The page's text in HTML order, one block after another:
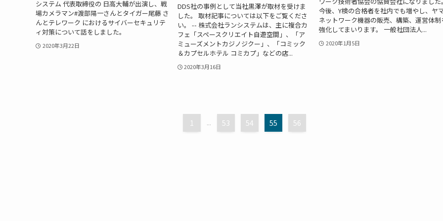
システム 代表取締役の 日高大輔が出演し、戦
場カメラマン#渡部陽一さんとタイガー尾藤 さ
んとテレワーク におけるサイバーセキュリテ
ィ対策について話をしました。
2020年3月22日
DDS社の事例として当社黒澤が取材を受けま
した。 取材記事については以下をご覧くださ
い。 -- 株式会社ランシステムは、主に複合カ
フェ「スペースクリエイト自遊空間」、「ア
ミューズメントカジノジクー」、「コミック
＆カプセルホテル コミカプ」などの店...
2020年3月16日
今後、Y検の合格者を社内でも増やし、ヤ
ネットワーク機器の販売、構築、運営体制
強化してまいります。 一般社団法人...
2020年1月5日
1 ... 53 54 55 56